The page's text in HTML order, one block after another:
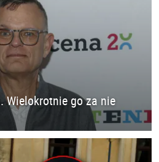
Wielokrotnie go za nie